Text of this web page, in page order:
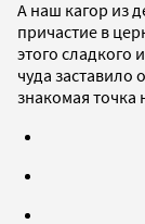
А наш кагор из
причастие в
этого сладкого
чуда
знакомая точка